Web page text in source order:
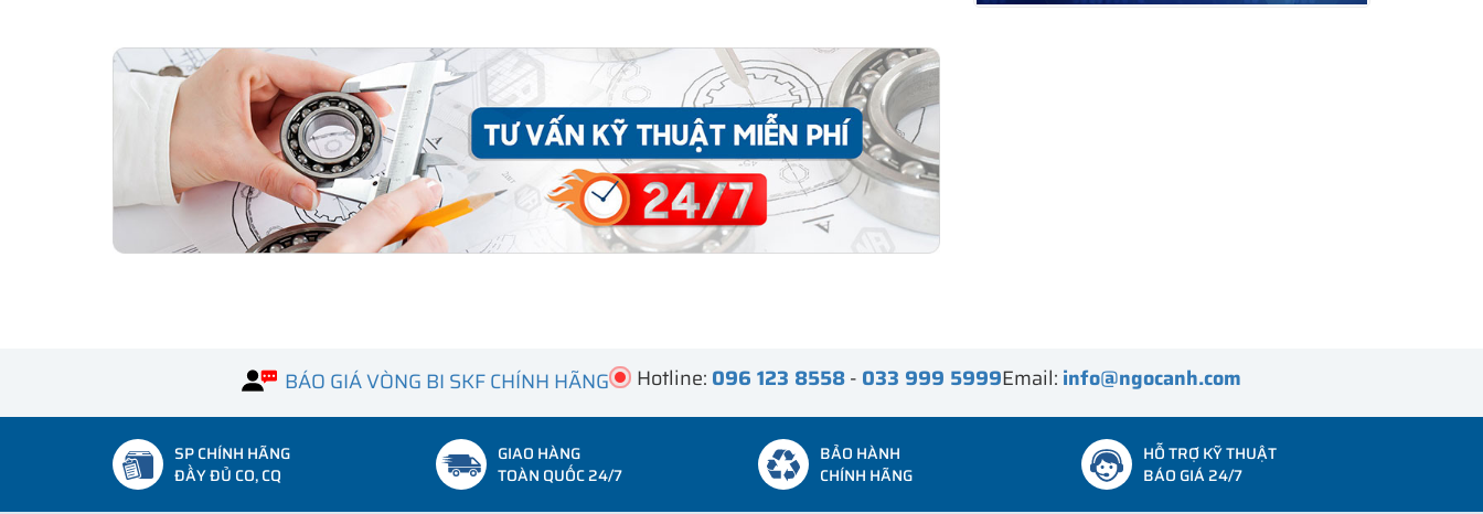
BÁO GIÁ VÒNG BI SKF CHÍNH HÃNG Hotline: 096 123 8558- 033 999 5999Email: info@ngocanh.com
SP CHÍNH HÃNG
ĐẦY ĐỦ CO, CQ
GIAO HÀNG
TOÀN QUỐC 24/7
BẢO HÀNH
CHÍNH HÃNG
HỖ TRỢ KỸ THUẬT
BÁO GIÁ 24/7